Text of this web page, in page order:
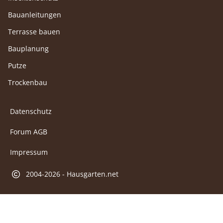
Bauanleitungen
Terrasse bauen
Bauplanung
Putze
Trockenbau
Datenschutz
Forum AGB
Impressum
2004-2026 - Hausgarten.net